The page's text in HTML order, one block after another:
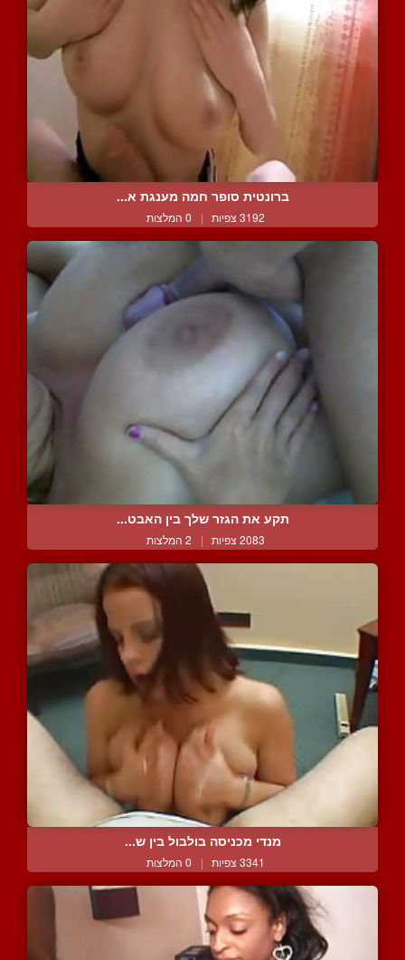
ברונטית סופר חמה מענגת א...
3192 צפיות | 0 המלצות
תקע את הגזר שלך בין האבט...
2083 צפיות | 2 המלצות
מנדי מכניסה בולבול בין ש...
3341 צפיות | 0 המלצות